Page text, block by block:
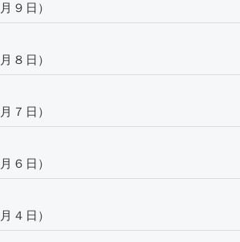
９日）
８日）
７日）
６日）
４日）